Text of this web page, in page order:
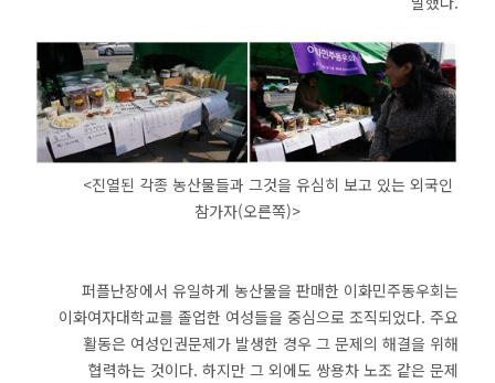
<진열된 각종 농산물들과 그것을 유심히 보고 있는 외국인
참가자(오른쪽)>
퍼플난장에서 유일하게 농산물을 판매한 이화민주동우회는
이화여자대학교를 졸업한 여성들을 중심으로 조직되었다. 주요
활동은 여성인권문제가 발생한 경우 그 문제의 해결을 위해
협력하는 것이다. 하지만 그 외에도 쌍용차 노조 같은 문제